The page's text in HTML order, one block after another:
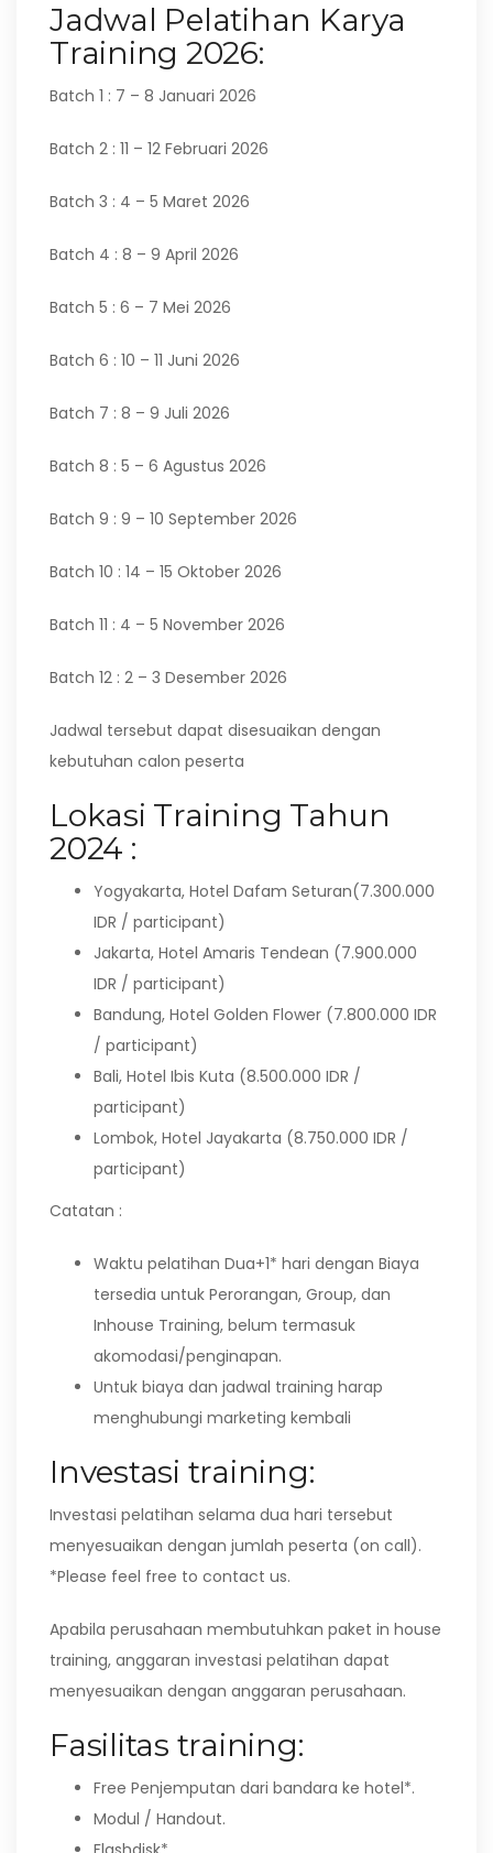
Jadwal Pelatihan Karya
Training 2026:
Batch 1 : 7 – 8 Januari 2026
Batch 2 : 11 – 12 Februari 2026
Batch 3 : 4 – 5 Maret 2026
Batch 4 : 8 – 9 April 2026
Batch 5 : 6 – 7 Mei 2026
Batch 6 : 10 – 11 Juni 2026
Batch 7 : 8 – 9 Juli 2026
Batch 8 : 5 – 6 Agustus 2026
Batch 9 : 9 – 10 September 2026
Batch 10 : 14 – 15 Oktober 2026
Batch 11 : 4 – 5 November 2026
Batch 12 : 2 – 3 Desember 2026
Jadwal tersebut dapat disesuaikan dengan
kebutuhan calon peserta
Lokasi Training Tahun
2024 :
Yogyakarta, Hotel Dafam Seturan(7.300.000
IDR / participant)
Jakarta, Hotel Amaris Tendean (7.900.000
IDR / participant)
Bandung, Hotel Golden Flower (7.800.000 IDR
/ participant)
Bali, Hotel Ibis Kuta (8.500.000 IDR /
participant)
Lombok, Hotel Jayakarta (8.750.000 IDR /
participant)
Catatan :
Waktu pelatihan Dua+1* hari dengan Biaya
tersedia untuk Perorangan, Group, dan
Inhouse Training, belum termasuk
akomodasi/penginapan.
Untuk biaya dan jadwal training harap
menghubungi marketing kembali
Investasi training:
Investasi pelatihan selama dua hari tersebut
menyesuaikan dengan jumlah peserta (on call).
*Please feel free to contact us.
Apabila perusahaan membutuhkan paket in house
training, anggaran investasi pelatihan dapat
menyesuaikan dengan anggaran perusahaan.
Fasilitas training:
Free Penjemputan dari bandara ke hotel*.
Modul / Handout.